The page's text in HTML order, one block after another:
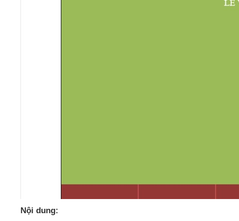
Nội dung: